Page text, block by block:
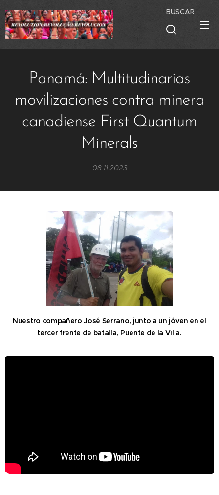
BUSCAR
Panamá: Multitudinarias
movilizaciones contra minera
canadiense First Quantum
Minerals
08.11.2023
Nuestro compañero José Serrano, junto a un jóven en el
tercer frente de batalla, Puente de la Villa.